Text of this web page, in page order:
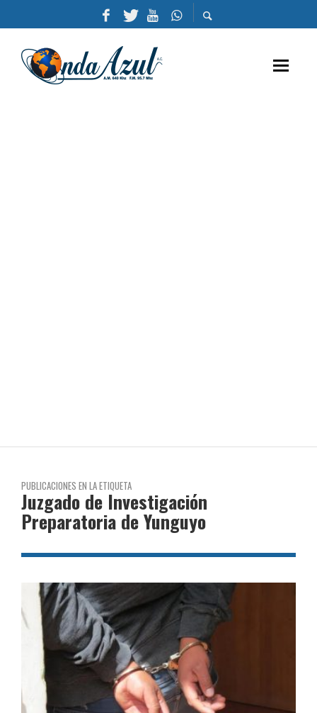
PUBLICACIONES EN LA ETIQUETA
Juzgado de Investigación
Preparatoria de Yunguyo